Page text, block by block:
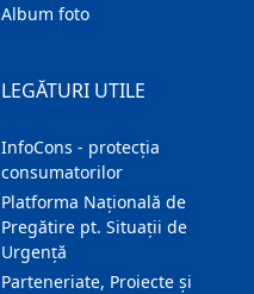
Album foto
LEGĂTURI UTILE
InfoCons - protecția
consumatorilor
Platforma Națională de
Pregătire pt. Situații de
Urgență
Parteneriate, Proiecte și